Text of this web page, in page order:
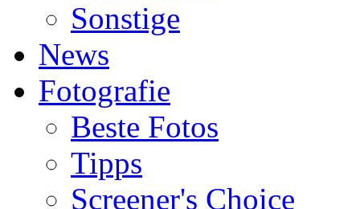
Sonstige
News
Fotografie
Beste Fotos
Tipps
Screener's Choice